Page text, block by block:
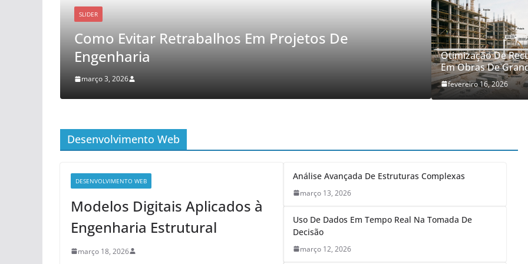
Em Projetos De
Automação Na Construção Civil: Avanços E
Impactos
Otimização De
Em Obras De
fevereiro 16, 2026
Desenvolvimento Web
DESENVOLVIMENTO WEB
Modelos Digitais Aplicados à
Engenharia Estrutural
março 18, 2026
Análise Avançada De Estruturas Complexas
março 13, 2026
Uso De Dados Em Tempo Real Na Tomada De
Decisão
março 12, 2026